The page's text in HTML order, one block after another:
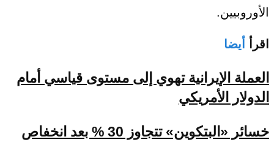
الأوروبيين.
اقرأ أيضا
العملة الإيرانية تهوي إلى مستوى قياسي أمام
الدولار الأمريكي
خسائر «البتكوين» تتجاوز 30 % بعد انخفاص